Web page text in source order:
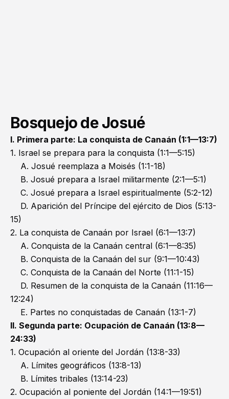
Bosquejo de Josué
I. Primera parte: La conquista de Canaán (1:1—13:7)
1. Israel se prepara para la conquista (1:1—5:15)
A. Josué reemplaza a Moisés (1:1-18)
B. Josué prepara a Israel militarmente (2:1—5:1)
C. Josué prepara a Israel espiritualmente (5:2-12)
D. Aparición del Príncipe del ejército de Dios (5:13-
15)
2. La conquista de Canaán por Israel (6:1—13:7)
A. Conquista de la Canaán central (6:1—8:35)
B. Conquista de la Canaán del sur (9:1—10:43)
C. Conquista de la Canaán del Norte (11:1-15)
D. Resumen de la conquista de la Canaán (11:16—
12:24)
E. Partes no conquistadas de Canaán (13:1-7)
II. Segunda parte: Ocupación de Canaán (13:8—
24:33)
1. Ocupación al oriente del Jordán (13:8-33)
A. Límites geográficos (13:8-13)
B. Límites tribales (13:14-23)
2. Ocupación al poniente del Jordán (14:1—19:51)